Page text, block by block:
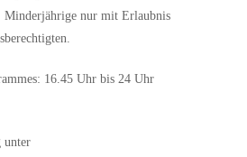
Minderjährige nur mit Erlaubnis
16.45 Uhr bis 24 Uhr
unter